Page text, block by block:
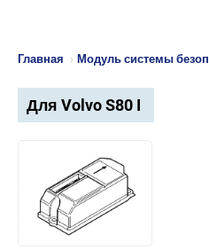
Главная › Модуль системы
Для Volvo S80 I